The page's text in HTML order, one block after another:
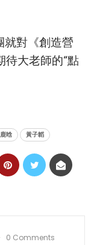
就對《創造營
待大老師的“點
鹿晗 黃子韜
0 Comments